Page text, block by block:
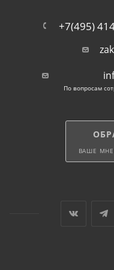
легко закручиваются
Надежное
крепление.
размерах и
подходящий вариант
+7(495)
По вопросам
ВАШЕ